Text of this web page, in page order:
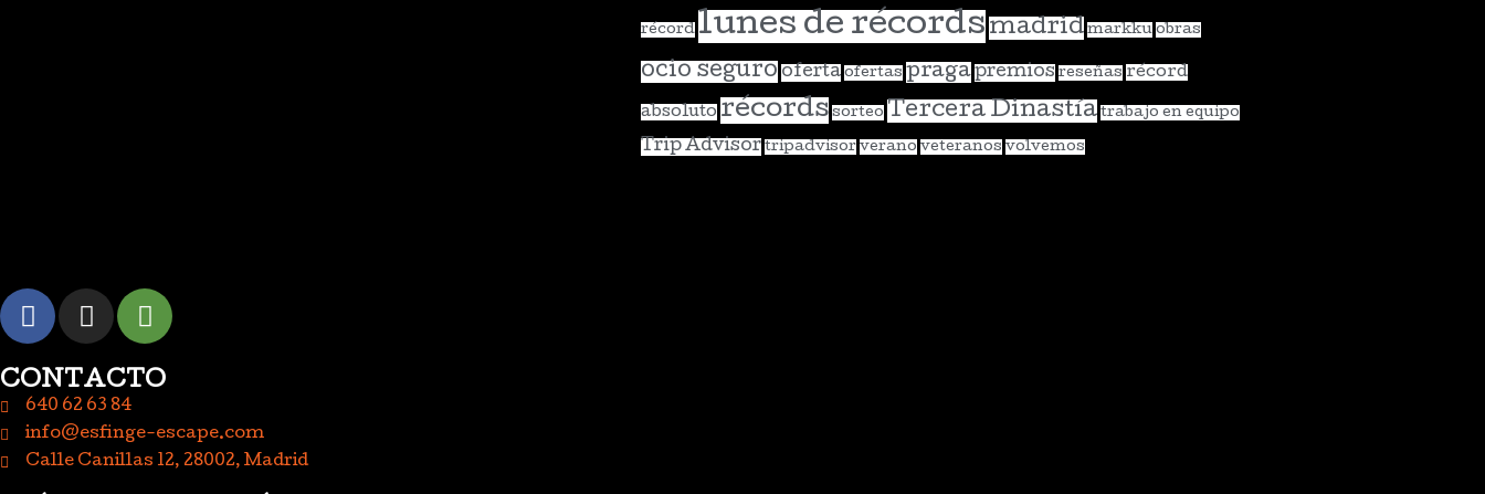
récord lunes de récords madrid markku obras
ocio seguro oferta ofertas pragapremios reseñas récord
absoluto récords sorteo Tercera Dinastía trabajo en equipo
Trip Advisor tripadvisor verano veteranos volvemos
CONTACTO
640 62 63 84
info@esfinge-escape.com
Calle Canillas 12, 28002, Madrid